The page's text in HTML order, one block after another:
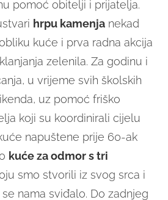
pomoć obitelji i prijatelja.
hrpu kamenja nekad
kuće i prva radna akcija
zelenila. Za godinu i
u vrijeme svih školskih
uz pomoć friško
koji su koordinirali cijelu
napuštene prije 60-ak
kuće za odmor s tri
smo stvorili iz svog srca i
nama sviđalo. Do zadnjeg